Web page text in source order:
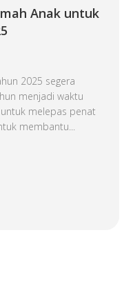
Anak untuk
2025 segera
menjadi waktu
melepas penat
membantu...